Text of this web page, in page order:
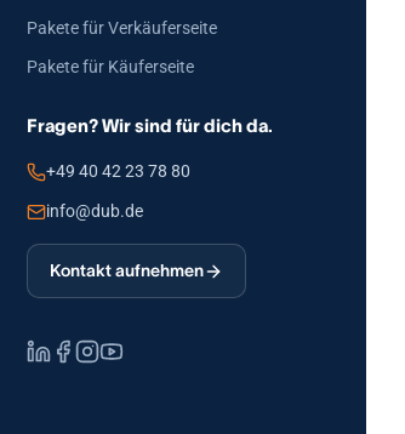
Pakete für Verkäuferseite
Pakete für Käuferseite
Fragen? Wir sind für dich da.
+49 40 42 23 78 80
info@dub.de
Kontakt aufnehmen